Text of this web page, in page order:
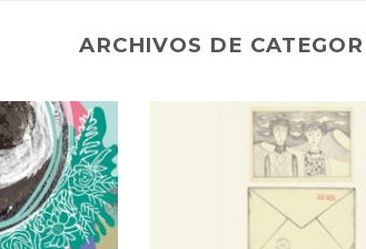
ARCHIVOS DE